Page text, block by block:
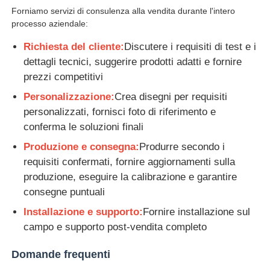
Forniamo servizi di consulenza alla vendita durante l'intero
processo aziendale:
Richiesta del cliente:Discutere i requisiti di test e i
dettagli tecnici, suggerire prodotti adatti e fornire
prezzi competitivi
Personalizzazione:Crea disegni per requisiti
personalizzati, fornisci foto di riferimento e
conferma le soluzioni finali
Produzione e consegna:Produrre secondo i
requisiti confermati, fornire aggiornamenti sulla
produzione, eseguire la calibrazione e garantire
consegne puntuali
Installazione e supporto:Fornire installazione sul
campo e supporto post-vendita completo
Domande frequenti